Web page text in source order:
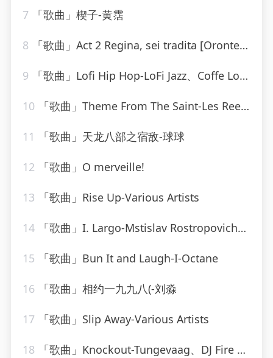
7 「歌曲」楔子-黄霑
8 「歌曲」Act 2 Regina, sei tradita [Oronte, Alcina]-william christie
9 「歌曲」Lofi Hip Hop-LoFi Jazz、Coffe Lofi、Sleepy Lofi Vibes、Chill LoFi Cafe
10 「歌曲」Theme From The Saint-Les Reed Brass
11 「歌曲」天龙八部之宿敌-球球
12 「歌曲」O merveille!
13 「歌曲」Rise Up-Various Artists
14 「歌曲」I. Largo-Mstislav Rostropovich、Boston Symphony Orchestra、小澤征爾
15 「歌曲」Bun It and Laugh-I-Octane
16 「歌曲」相约一九九八(-刘淼
17 「歌曲」Slip Away-Various Artists
18 「歌曲」Knockout-Tungevaag、DJ Fire House